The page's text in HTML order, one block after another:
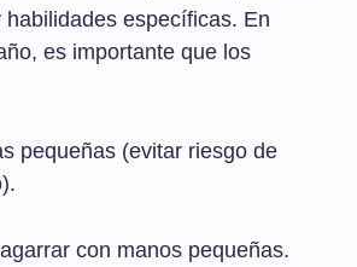
específicas. En
es importante que los
pequeñas (evitar riesgo de
con manos pequeñas.